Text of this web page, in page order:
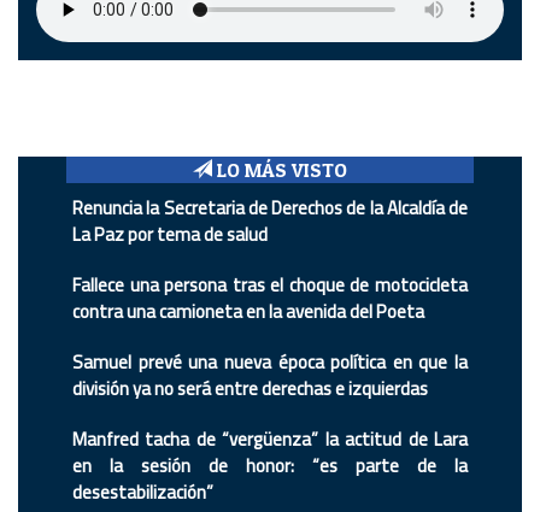
LO MÁS VISTO
Renuncia la Secretaria de Derechos de la Alcaldía de
La Paz por tema de salud
Fallece una persona tras el choque de motocicleta
contra una camioneta en la avenida del Poeta
Samuel prevé una nueva época política en que la
división ya no será entre derechas e izquierdas
Manfred tacha de “vergüenza” la actitud de Lara
en la sesión de honor: “es parte de la
desestabilización”